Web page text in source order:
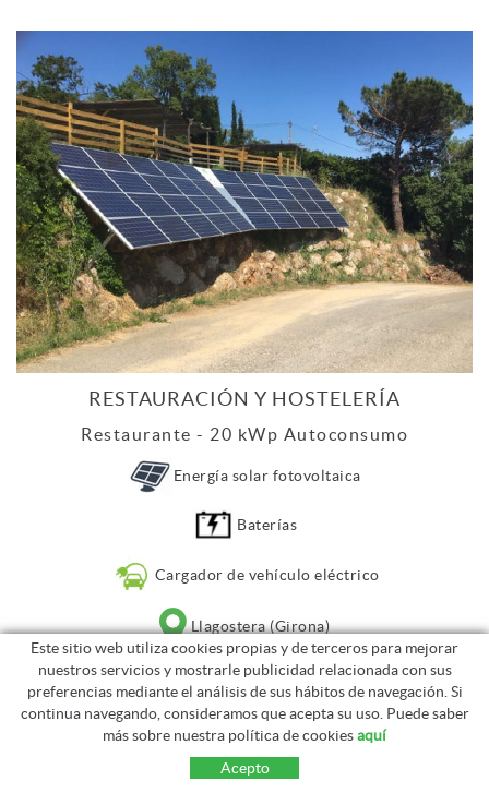
RESTAURACIÓN Y HOSTELERÍA
Restaurante - 20 kWp Autoconsumo
Energía solar fotovoltaica
Baterías
Cargador de vehículo eléctrico
Llagostera (Girona)
Este sitio web utiliza cookies propias y de terceros para mejorar
nuestros servicios y mostrarle publicidad relacionada con sus
preferencias mediante el análisis de sus hábitos de navegación. Si
continua navegando, consideramos que acepta su uso. Puede saber
más sobre nuestra política de cookiesaquí
Acepto